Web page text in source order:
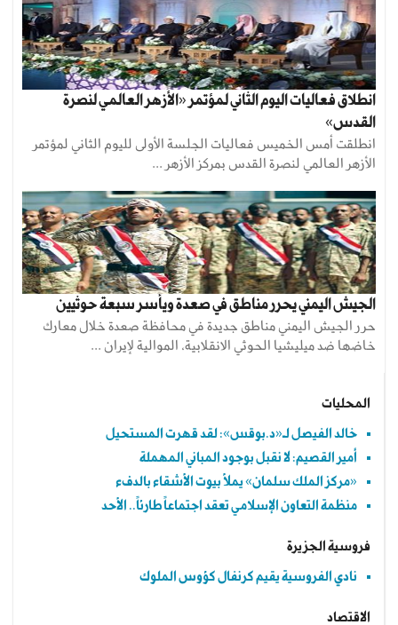
انطلاق فعاليات اليوم الثاني لمؤتمر «الأزهر العالمي لنصرة
القدس»
انطلقت أمس الخميس فعاليات الجلسة الأولى لليوم الثاني لمؤتمر
الأزهر العالمي لنصرة القدس بمركز الأزهر ...
الجيش اليمني يحرر مناطق في صعدة ويأسر سبعة حوثيين
حرر الجيش اليمني مناطق جديدة في محافظة صعدة خلال معارك
خاضها ضد ميليشيا الحوثي الانقلابية، الموالية لإيران ...
المحليات
خالد الفيصل لـ«د.بوقس»: لقد قهرت المستحيل
أمير القصيم: لا نقبل بوجود المباني المهملة
«مركز الملك سلمان» يملأ بيوت الأشقاء بالدفء
منظمة التعاون الإسلامي تعقد اجتماعاً طارئاً.. الأحد
فروسية الجزيرة
نادي الفروسية يقيم كرنفال كؤوس الملوك
الاقتصاد